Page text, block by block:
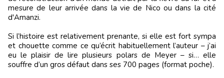
mesure de leur arrivée dans la vie de Nico ou dans la cité
d'Amanzi.
Si l’histoire est relativement prenante, si elle est fort sympa
et chouette comme ce qu’écrit habituellement l’auteur – j’ai
eu le plaisir de lire plusieurs polars de Meyer – si… elle
souffre d’un gros défaut dans ses 700 pages (format poche).